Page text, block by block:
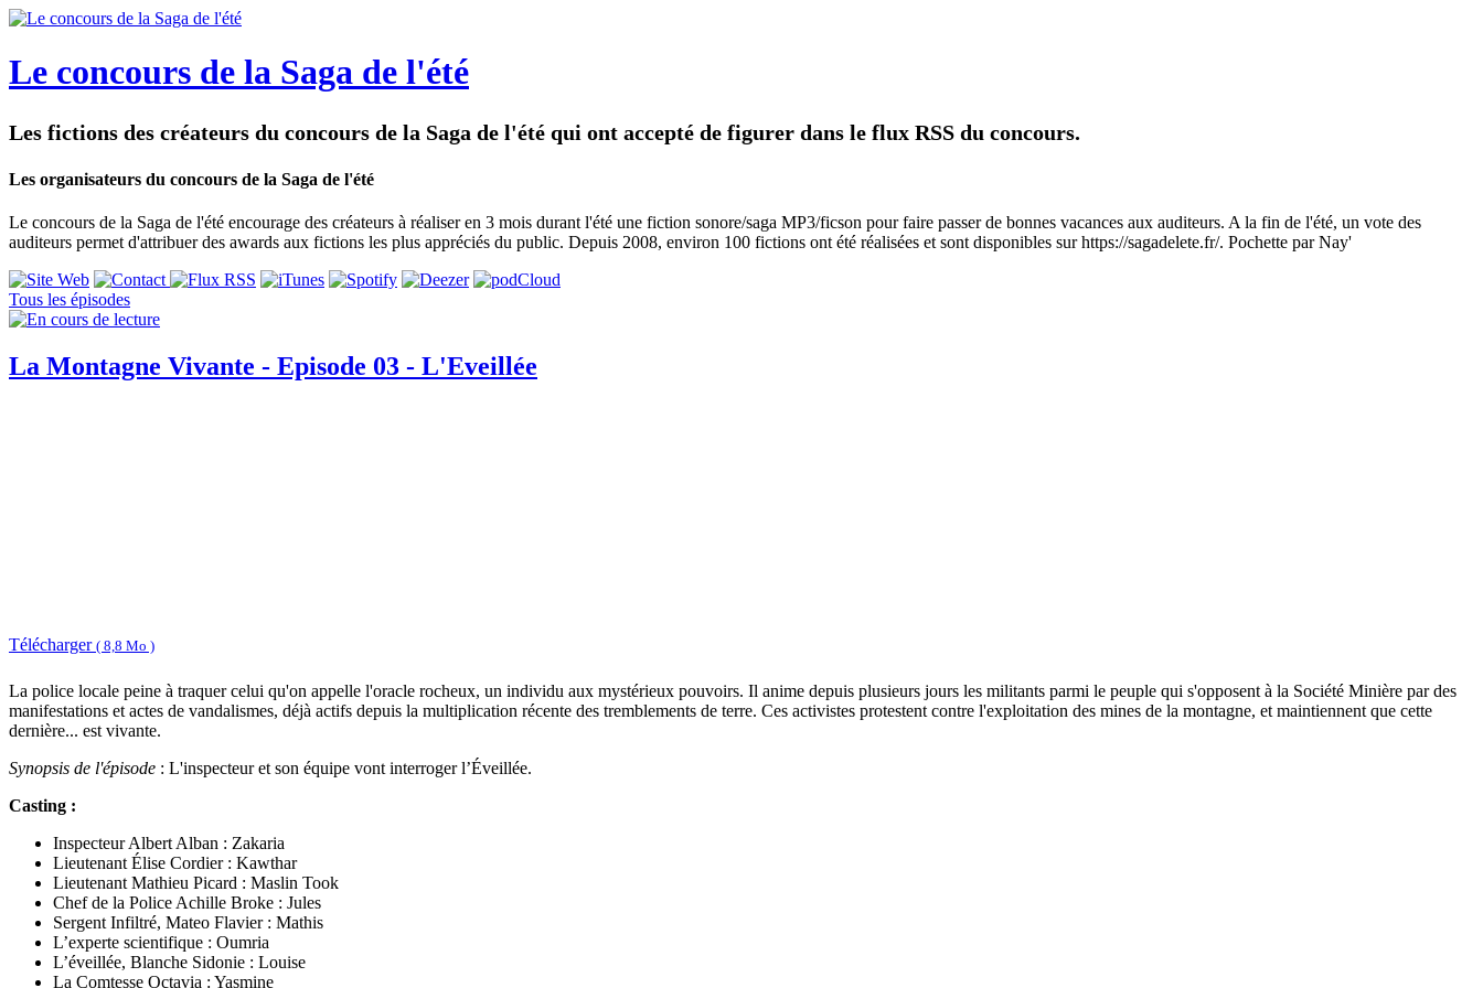
Le concours de la Saga de l'été
Les fictions des créateurs du concours de la Saga de l'été qui ont accepté de figurer dans le flux RSS du concours.
Les organisateurs du concours de la Saga de l'été
Le concours de la Saga de l'été encourage des créateurs à réaliser en 3 mois durant l'été une fiction sonore/saga MP3/ficson pour faire passer de bonnes vacances aux auditeurs. A la fin de l'été, un vote des
auditeurs permet d'attribuer des awards aux fictions les plus appréciés du public. Depuis 2008, environ 100 fictions ont été réalisées et sont disponibles sur https://sagadelete.fr/. Pochette par Nay'
Tous les épisodes
La Montagne Vivante - Episode 03 - L'Eveillée
Télécharger ( 8,8 Mo )
La police locale peine à traquer celui qu'on appelle l'oracle rocheux, un individu aux mystérieux pouvoirs. Il anime depuis plusieurs jours les militants parmi le peuple qui s'opposent à la Société Minière par des
manifestations et actes de vandalismes, déjà actifs depuis la multiplication récente des tremblements de terre. Ces activistes protestent contre l'exploitation des mines de la montagne, et maintiennent que cette
dernière... est vivante.
Synopsis de l'épisode : L'inspecteur et son équipe vont interroger l’Éveillée.
Casting :
Inspecteur Albert Alban : Zakaria
Lieutenant Élise Cordier : Kawthar
Lieutenant Mathieu Picard : Maslin Took
Chef de la Police Achille Broke : Jules
Sergent Infiltré, Mateo Flavier : Mathis
L’experte scientifique : Oumria
L’éveillée, Blanche Sidonie : Louise
La Comtesse Octavia : Yasmine